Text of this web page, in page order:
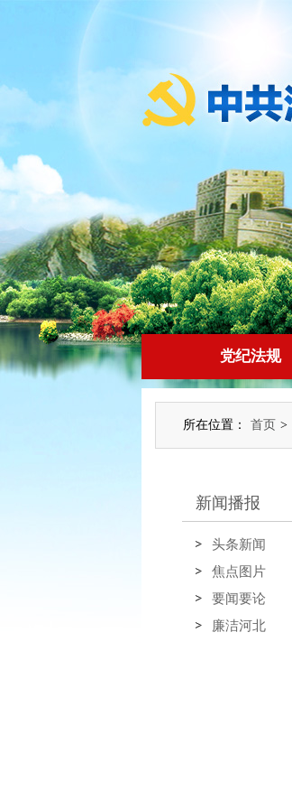
党纪法规
所在位置： 首页 >
新闻播报
头条新闻
焦点图片
要闻要论
廉洁河北